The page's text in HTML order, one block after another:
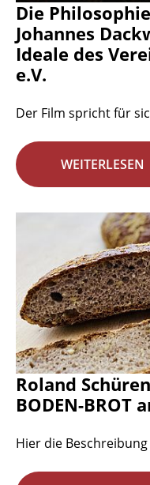
Die
Johannes
Ideale des
e.V.
Der Film spricht für
WEITERLESEN
Roland
BODEN-BROT
Hier die